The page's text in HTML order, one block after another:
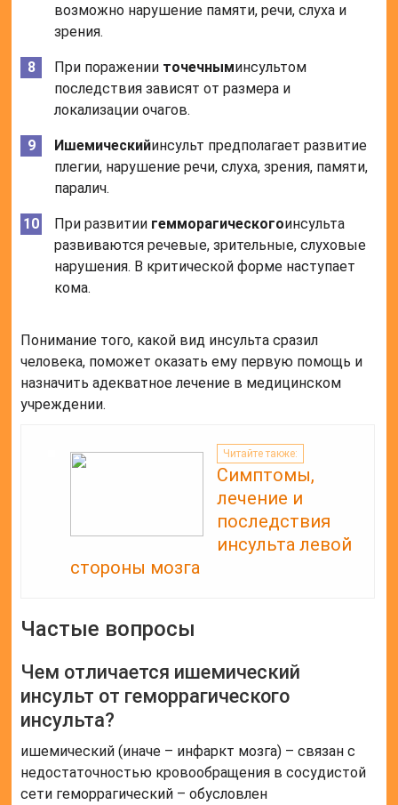
возможно нарушение памяти, речи, слуха и
зрения.
При поражении точечныминсультом
последствия зависят от размера и
локализации очагов.
Ишемическийинсульт предполагает развитие
плегии, нарушение речи, слуха, зрения, памяти,
паралич.
При развитии гемморагическогоинсульта
развиваются речевые, зрительные, слуховые
нарушения. В критической форме наступает
кома.
Понимание того, какой вид инсульта сразил
человека, поможет оказать ему первую помощь и
назначить адекватное лечение в медицинском
учреждении.
Читайте также:
Симптомы,
лечение и
последствия
инсульта левой
стороны мозга
Частые вопросы
Чем отличается ишемический
инсульт от геморрагического
инсульта?
ишемический (иначе – инфаркт мозга) – связан с
недостаточностью кровообращения в сосудистой
сети геморрагический – обусловлен